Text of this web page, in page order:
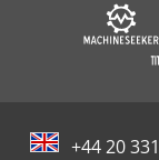
+44 20